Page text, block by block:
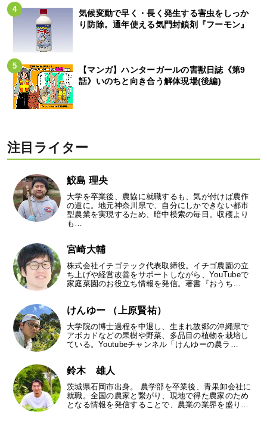
気候変動で早く・長く発生する害虫をしっか
り防除。通年使える気門封鎖剤『フーモン』
【マンガ】ハンターガールの害獣日誌《第9
話》いのちと向き合う解体現場(後編)
注目ライター
鮫島 理央
大学を卒業後、農協に就職するも、気が付けば農作
の道に。地元神奈川県で、自分にしかできない都市
型農業を実現するため、暗中模索の毎日。収穫より
も…
宮崎大輔
株式会社イチゴテック代表取締役。イチゴ農園の立
ち上げや経営改善をサポートしながら、YouTubeで
家庭菜園のお役立ち情報を発信。著書『おうち…
けんゆー （上原賢祐）
大学院の博士過程を中退し、生まれ故郷の沖縄県で
アボカドなどの果樹や野菜、多品目の植物を栽培し
ている。Youtubeチャンネル「けんゆーの農ラ…
鈴木 雄人
茨城県石岡市出身。 農学部を卒業後、青果卸会社に
就職。全国の農家と繋がり、現地で得た農家のため
となる情報を発信することで、農業の業界を盛り…